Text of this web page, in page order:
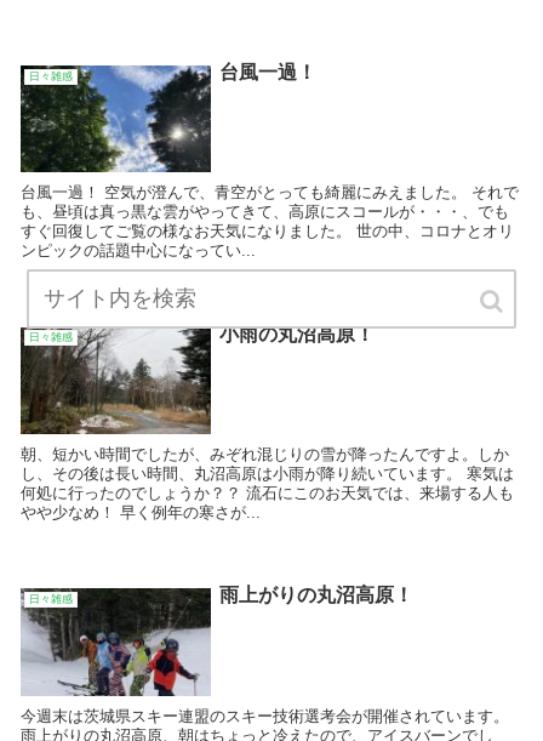
日々雑感 台風一過！
台風一過！ 空気が澄んで、青空がとっても綺麗にみえました。 それで
も、昼頃は真っ黒な雲がやってきて、高原にスコールが・・・、でも
すぐ回復してご覧の様なお天気になりました。 世の中、コロナとオリ
ンピックの話題中心になってい...
日々雑感 小雨の丸沼高原！
朝、短かい時間でしたが、みぞれ混じりの雪が降ったんですよ。しか
し、その後は長い時間、丸沼高原は小雨が降り続いています。 寒気は
何処に行ったのでしょうか？？ 流石にこのお天気では、来場する人も
やや少なめ！ 早く例年の寒さが...
日々雑感 雨上がりの丸沼高原！
今週末は茨城県スキー連盟のスキー技術選考会が開催されています。
雨上がりの丸沼高原、朝はちょっと冷えたので、アイスバーンでし